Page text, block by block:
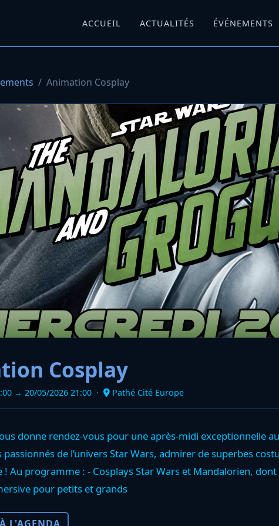
ACCUEIL ACTUALITÉS ÉVÉNEMENTS
Animation Cosplay
Cosplay
→ 20/05/2026 21:00 · Pathé Cité Europe
donne rendez-vous pour une après-midi exceptionnelle
de l’univers Star Wars, admirer de superbes
Au programme : - Cosplays Star Wars et Mandalorien,
pour petits et grands